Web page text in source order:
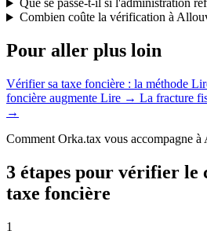
Que se passe-t-il si l'administration
Combien coûte la vérification à
Pour aller plus loin
Vérifier sa taxe foncière : la méthode
foncière augmente Lire → La fracture
→
Comment Orka.tax vous accompagne
3 étapes pour vérifier le
taxe foncière
1